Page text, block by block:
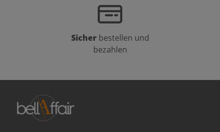
Sicher bestellen und
bezahlen